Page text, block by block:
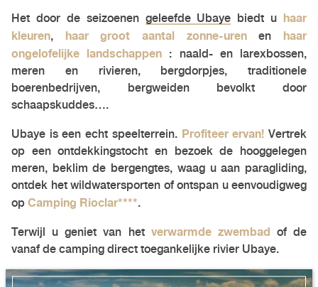
Het door de seizoenen geleefde Ubaye biedt u haar
kleuren, haar groot aantal zonne-urenen haar
ongelofelijke landschappen : naald- en larexbossen,
meren en rivieren, bergdorpjes, traditionele
boerenbedrijven, bergweiden bevolkt door
schaapskuddes….
Ubaye is een echt speelterrein. Profiteer ervan! Vertrek
op een ontdekkingstocht en bezoek de hooggelegen
meren, beklim de bergengtes, waag u aan paragliding,
ontdek het wildwatersporten of ontspan u eenvoudigweg
op Camping Rioclar****.
Terwijl u geniet van het verwarmde zwembad of de
vanaf de camping direct toegankelijke rivier Ubaye.